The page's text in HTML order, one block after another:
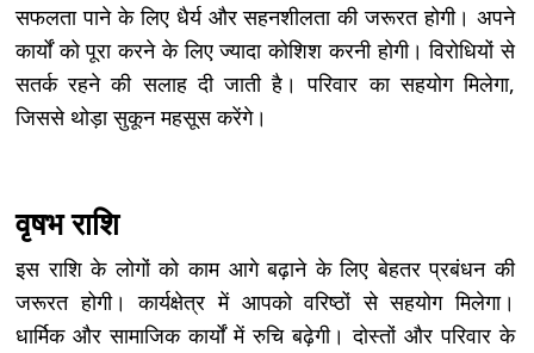
सफलता पाने के लिए धैर्य और सहनशीलता की जरूरत होगी। अपने
कार्यों को पूरा करने के लिए ज्यादा कोशिश करनी होगी। विरोधियों से
सतर्क रहने की सलाह दी जाती है। परिवार का सहयोग मिलेगा,
जिससे थोड़ा सुकून महसूस करेंगे।
वृषभ राशि
इस राशि के लोगों को काम आगे बढ़ाने के लिए बेहतर प्रबंधन की
जरूरत होगी। कार्यक्षेत्र में आपको वरिष्ठों से सहयोग मिलेगा।
धार्मिक और सामाजिक कार्यों में रुचि बढ़ेगी। दोस्तों और परिवार के